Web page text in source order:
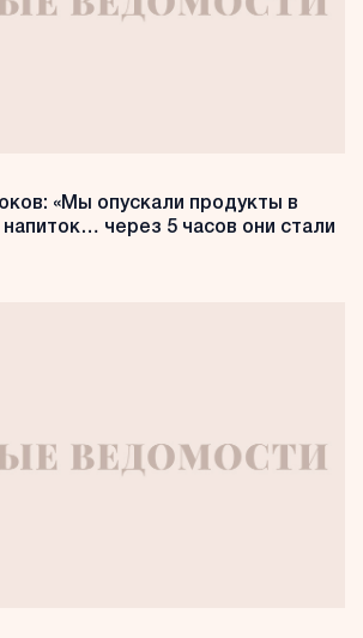
«Мы опускали продукты в
через 5 часов они стали